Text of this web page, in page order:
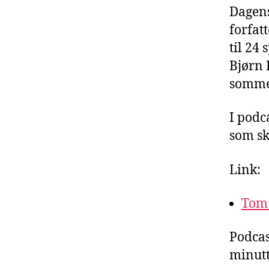
til 24
Bjørn
I
som
Link: